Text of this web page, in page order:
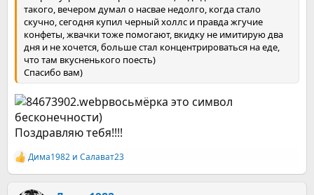
такого, вечером думал о насвае недолго, когда стало
скучно, сегодня купил черный холлс и правда жгучие
конфеты, жвачки тоже помогают, вкидку не имитирую два
дня и не хочется, больше стал концентрироваться на еде,
что там вкусненького поесть)
Спасибо вам)
восьмёрка это символ
бесконечности)
Поздравляю тебя!!!!
Р
е
Дима1982 и Салават23